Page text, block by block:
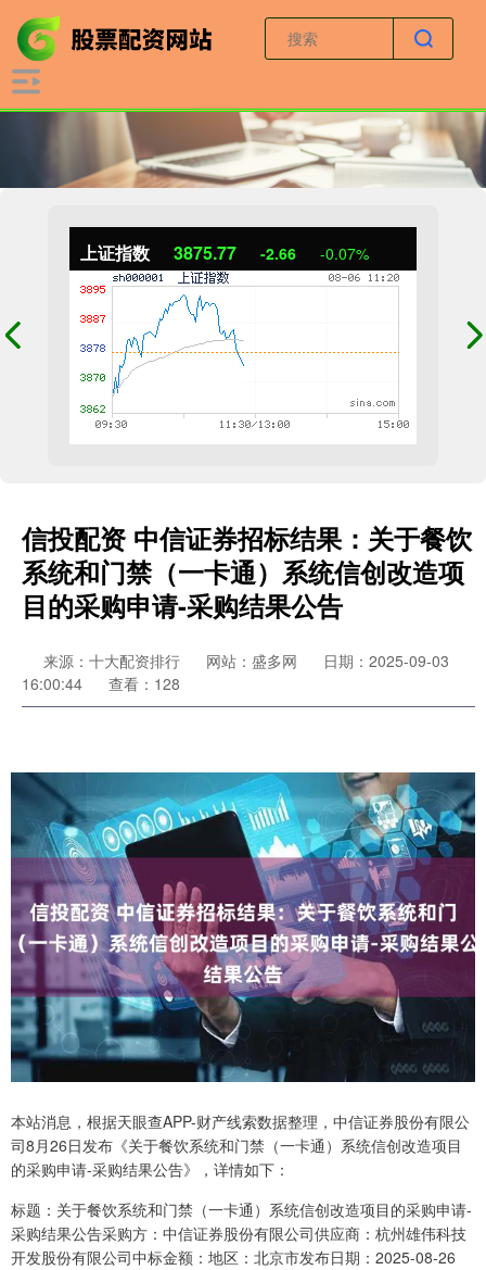
上证指数 3875.77 -2.66 -0.07%
信投配资 中信证券招标结果：关于餐饮
系统和门禁（一卡通）系统信创改造项
目的采购申请-采购结果公告
来源：十大配资排行 网站：盛多网
日期：2025-09-03
16:00:44
查看：128
本站消息，根据天眼查APP-财产线索数据整理，中信证券股份有限公
司8月26日发布《关于餐饮系统和门禁（一卡通）系统信创改造项目
的采购申请-采购结果公告》，详情如下：
标题：关于餐饮系统和门禁（一卡通）系统信创改造项目的采购申请-
采购结果公告采购方：中信证券股份有限公司供应商：杭州雄伟科技
开发股份有限公司中标金额：地区：北京市发布日期：2025-08-26